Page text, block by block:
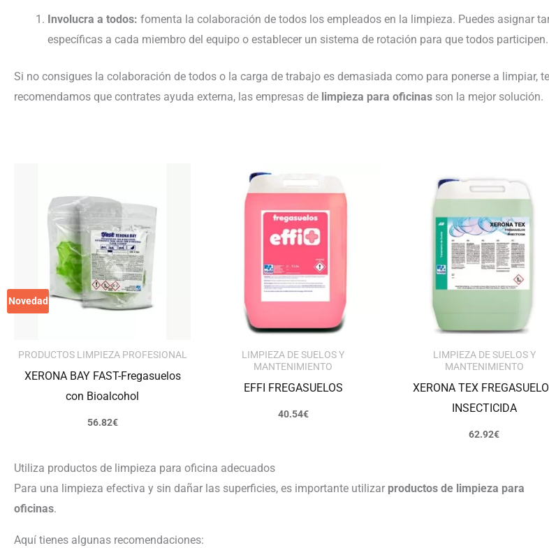
Involucra a todos: fomenta la colaboración de todos los empleados en la limpieza. Puedes asignar
específicas a cada miembro del equipo o establecer un sistema de rotación para que todos participen.
Si no consigues la colaboración de todos o la carga de trabajo es demasiada como para ponerse a limpiar, te
recomendamos que contrates ayuda externa, las empresas de limpieza para oficinas son la mejor solución.
Novedad
PRODUCTOS LIMPIEZA PROFESIONAL
XERONA BAY FAST-Fregasuelos
con Bioalcohol
56.82€
LIMPIEZA DE SUELOS Y
MANTENIMIENTO
EFFI FREGASUELOS
40.54€
LIMPIEZA DE SUELOS Y
MANTENIMIENTO
XERONA TEX
INSECTICIDA
62.92€
Utiliza productos de limpieza para oficina adecuados
Para una limpieza efectiva y sin dañar las superficies, es importante utilizar productos de limpieza para
oficinas.
Aquí tienes algunas recomendaciones: